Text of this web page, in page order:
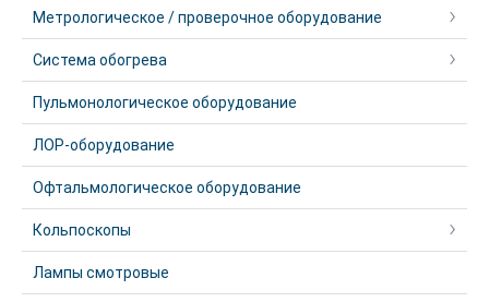
Метрологическое / проверочное оборудование
Система обогрева
Пульмонологическое оборудование
ЛОР-оборудование
Офтальмологическое оборудование
Кольпоскопы
Лампы смотровые